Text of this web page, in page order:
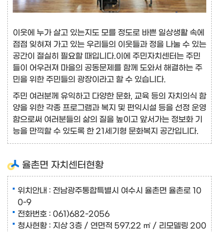
이웃에 누가 살고 있는지도 모를 정도로 바쁜 일상생활 속에
점점 잊혀져 가고 있는 우리들의 이웃들과 정을 나눌 수 있는
공간이 절실히 필요할 때입니다.이에 주민자치센터는 주민
들이 어우러져 마을의 공동문제를 함께 도와서 해결하는 주
민을 위한 주민들의 광장이라고 할 수 있습니다.
주민 여러분께 유익하고 다양한 문화, 교육 등의 자치의식 함
양을 위한 각종 프로그램과 복지 및 편익시설 등을 선정 운영
함으로써 여러분들의 삶의 질을 높이고 앞서가는 정보화 기
능을 만끽할 수 있도록 한 21세기형 문화복지 공간입니다.
율촌면 자치센터현황
위치안내 : 전남광주통합특별시 여수시 율촌면 율촌로 10
0-9
전화번호 : 061)682-2056
청사현황 : 지상 3층 / 연면적 597.22 ㎡ / 리모델링 200